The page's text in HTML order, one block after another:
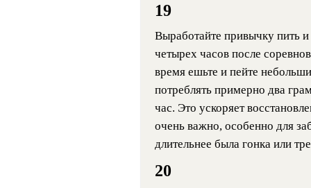
19
Выработайте привычку пить
четырех часов после
время ешьте и пейте
потреблять примерно два
час. Это ускоряет
очень важно, особенно для
длительнее была гонка или
20